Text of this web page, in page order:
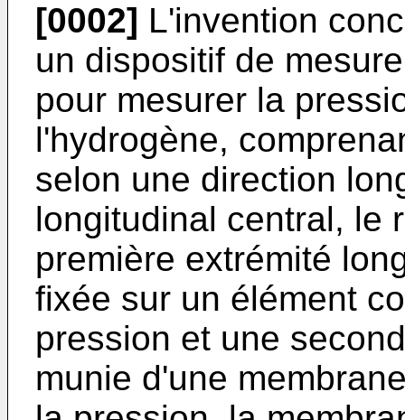
[0002] L'invention
un dispositif de
pour mesurer la
l'hydrogène,
selon une direction
longitudinal central, le
première extrémité
fixée sur un élément
pression et une
munie d'une